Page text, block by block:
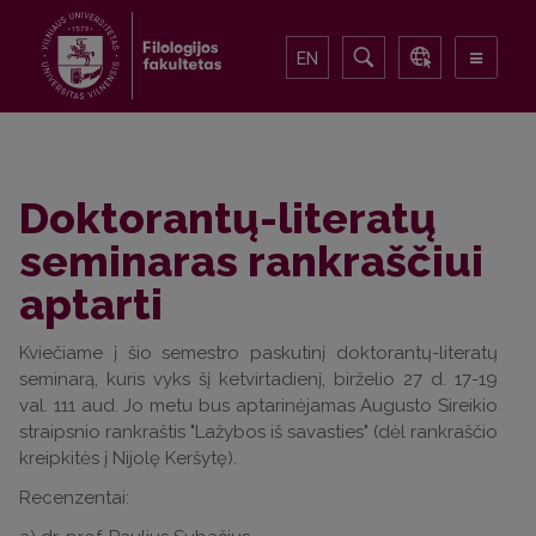
EN
Doktorantų-literatų
seminaras rankraščiui
aptarti
Kviečiame į šio semestro paskutinį doktorantų-literatų
seminarą, kuris vyks šį ketvirtadienį, birželio 27 d. 17-19
val. 111 aud. Jo metu bus aptarinėjamas Augusto Sireikio
straipsnio rankraštis "Lažybos iš savasties" (dėl rankraščio
kreipkitės į Nijolę Keršytę).
Recenzentai: